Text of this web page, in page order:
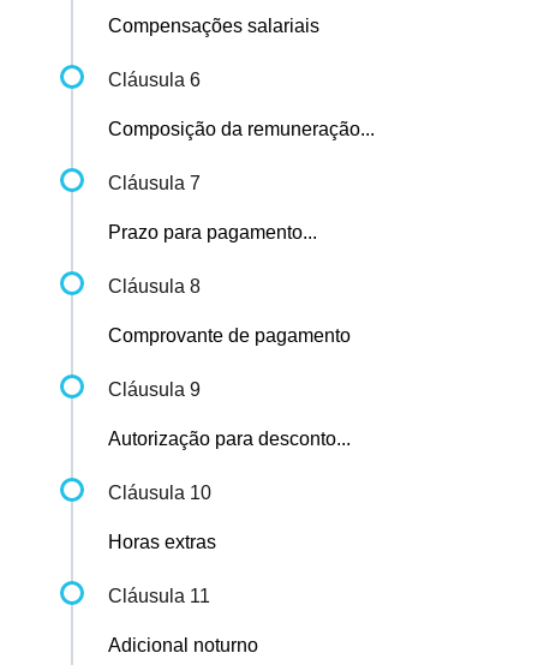
Compensações salariais
Cláusula 6
Composição da remuneração...
Cláusula 7
Prazo para pagamento...
Cláusula 8
Comprovante de pagamento
Cláusula 9
Autorização para desconto...
Cláusula 10
Horas extras
Cláusula 11
Adicional noturno